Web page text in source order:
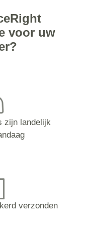
voor uw
zijn landelijk
verzonden